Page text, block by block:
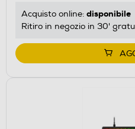
Acquisto online: disponibile
Ritiro in negozio in 30'